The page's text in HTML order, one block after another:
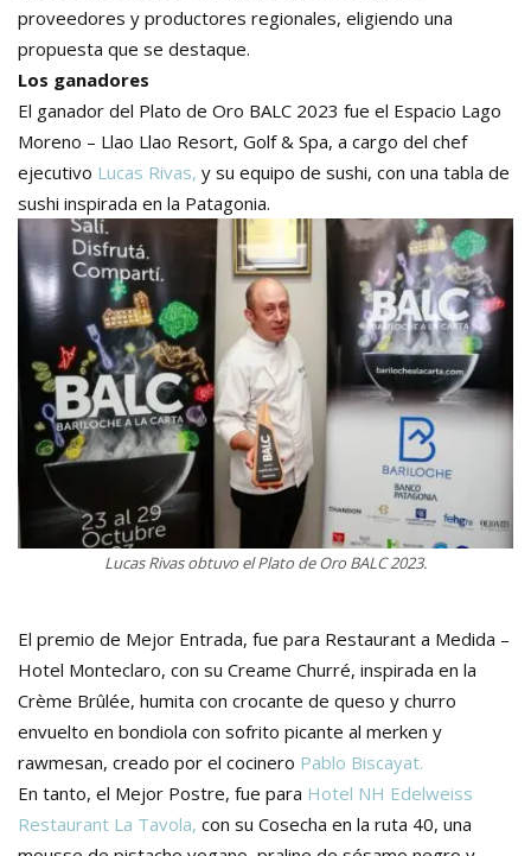
proveedores y productores regionales, eligiendo una
propuesta que se destaque.
Los ganadores
El ganador del Plato de Oro BALC 2023 fue el Espacio Lago
Moreno – Llao Llao Resort, Golf & Spa, a cargo del chef
ejecutivo Lucas Rivas, y su equipo de sushi, con una tabla de
sushi inspirada en la Patagonia.
Lucas Rivas obtuvo el Plato de Oro BALC 2023.
El premio de Mejor Entrada, fue para Restaurant a Medida –
Hotel Monteclaro, con su Creame Churré, inspirada en la
Crème Brûlée, humita con crocante de queso y churro
envuelto en bondiola con sofrito picante al merken y
rawmesan, creado por el cocinero Pablo Biscayat.
En tanto, el Mejor Postre, fue para Hotel NH Edelweiss
Restaurant La Tavola, con su Cosecha en la ruta 40, una